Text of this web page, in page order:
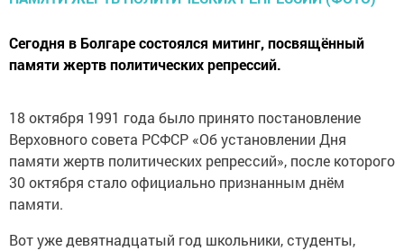
Сегодня в Болгаре состоялся митинг, посвящённый
памяти жертв политических репрессий.
18 октября 1991 года было принято постановление
Верховного совета РСФСР «Об установлении Дня
памяти жертв политических репрессий», после которого
30 октября стало официально признанным днём
памяти.
Вот уже девятнадцатый год школьники, студенты,